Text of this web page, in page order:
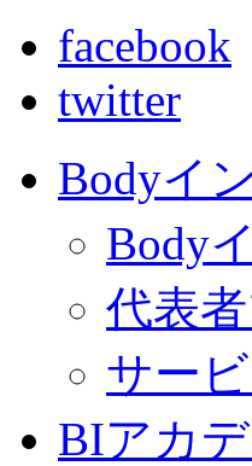
facebook
twitter
Bodyイ
Body
代表
サー
BIアカ